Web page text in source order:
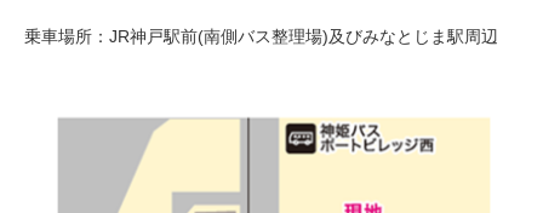
乗車場所：JR神戸駅前(南側バス整理場)及びみなとじま駅周辺